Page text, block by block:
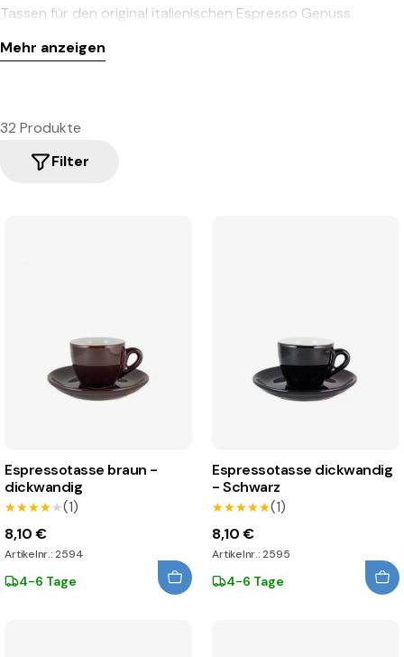
Tassen für den original italienischen Espresso Genuss.
Mehr anzeigen
32 Produkte
Filter
Espressotasse braun -
dickwandig
★★★★★
★★★★★(1)
8,10 €
Artikelnr.: 2594
4-6 Tage
Espressotasse dickwandig
- Schwarz
★★★★★
★★★★★(1)
8,10 €
Artikelnr.: 2595
4-6 Tage